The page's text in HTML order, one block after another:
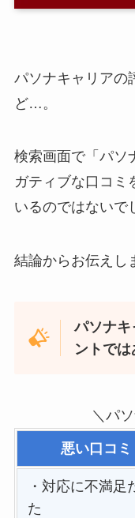
パソナキャリアの
ど…。
検索画面で「パソ
ガティブな口コミ
いるのではないで
結論からお伝えし
パソナキ
ントで
＼パ
悪い口コミ
・対応に不満足
た